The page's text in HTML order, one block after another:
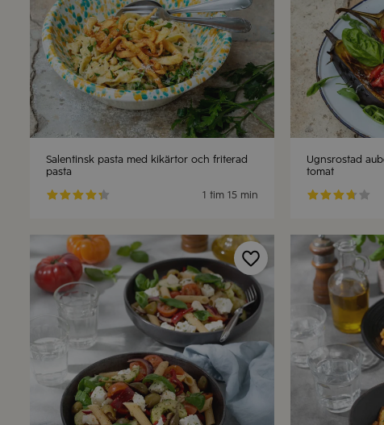
Salentinsk pasta med kikärtor och friterad
pasta
1 tim15 min
Ugnsrostad
tomat